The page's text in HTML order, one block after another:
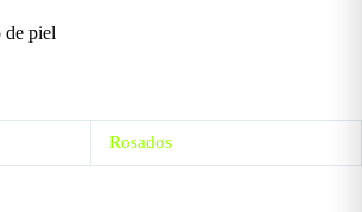
de piel
Rosados